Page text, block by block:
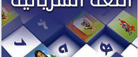
2026-08-02دمشق وعمّان تحذران بغداد:
أي هجوم من أراضي العراق سيواجه برد
2026-08-02ترامب: الولايات المتحدة
وإسرائيل تعلقان شن ضربات على إيران